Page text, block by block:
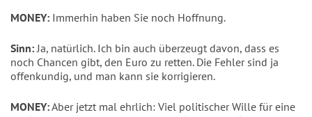
MONEY: Immerhin haben Sie noch Hoffnung.
Sinn:Ja, natürlich. Ich bin auch überzeugt davon, dass es
noch Chancen gibt, den Euro zu retten. Die Fehler sind ja
offenkundig, und man kann sie korrigieren.
MONEY:Aber jetzt mal ehrlich: Viel politischer Wille für eine